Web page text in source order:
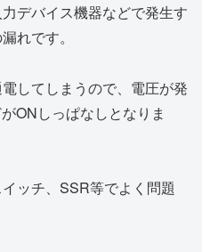
デバイス機器などで発生す
れです。
してしまうので、電圧が発
ONしっぱなしとなりま
ッチ、SSR等でよく問題